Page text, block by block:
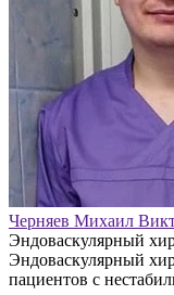
Черняев Михаил
Эндоваскулярный
Эндоваскулярный
пациентов с